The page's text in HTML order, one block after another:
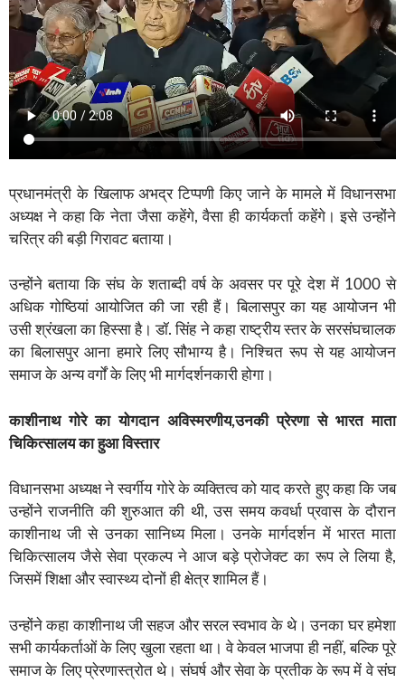
प्रधानमंत्री के खिलाफ अभद्र टिप्पणी किए जाने के मामले में विधानसभा
अध्यक्ष ने कहा कि नेता जैसा कहेंगे, वैसा ही कार्यकर्ता कहेंगे। इसे उन्होंने
चरित्र की बड़ी गिरावट बताया।
उन्होंने बताया कि संघ के शताब्दी वर्ष के अवसर पर पूरे देश में 1000 से
अधिक गोष्ठियां आयोजित की जा रही हैं। बिलासपुर का यह आयोजन भी
उसी श्रंखला का हिस्सा है। डॉ. सिंह ने कहा राष्ट्रीय स्तर के सरसंघचालक
का बिलासपुर आना हमारे लिए सौभाग्य है। निश्चित रूप से यह आयोजन
समाज के अन्य वर्गों के लिए भी मार्गदर्शनकारी होगा।
काशीनाथ गोरे का योगदान अविस्मरणीय,उनकी प्रेरणा से भारत माता
चिकित्सालय का हुआ विस्तार
विधानसभा अध्यक्ष ने स्वर्गीय गोरे के व्यक्तित्व को याद करते हुए कहा कि जब
उन्होंने राजनीति की शुरुआत की थी, उस समय कवर्धा प्रवास के दौरान
काशीनाथ जी से उनका सानिध्य मिला। उनके मार्गदर्शन में भारत माता
चिकित्सालय जैसे सेवा प्रकल्प ने आज बड़े प्रोजेक्ट का रूप ले लिया है,
जिसमें शिक्षा और स्वास्थ्य दोनों ही क्षेत्र शामिल हैं।
उन्होंने कहा काशीनाथ जी सहज और सरल स्वभाव के थे। उनका घर हमेशा
सभी कार्यकर्ताओं के लिए खुला रहता था। वे केवल भाजपा ही नहीं, बल्कि पूरे
समाज के लिए प्रेरणास्त्रोत थे। संघर्ष और सेवा के प्रतीक के रूप में वे संघ